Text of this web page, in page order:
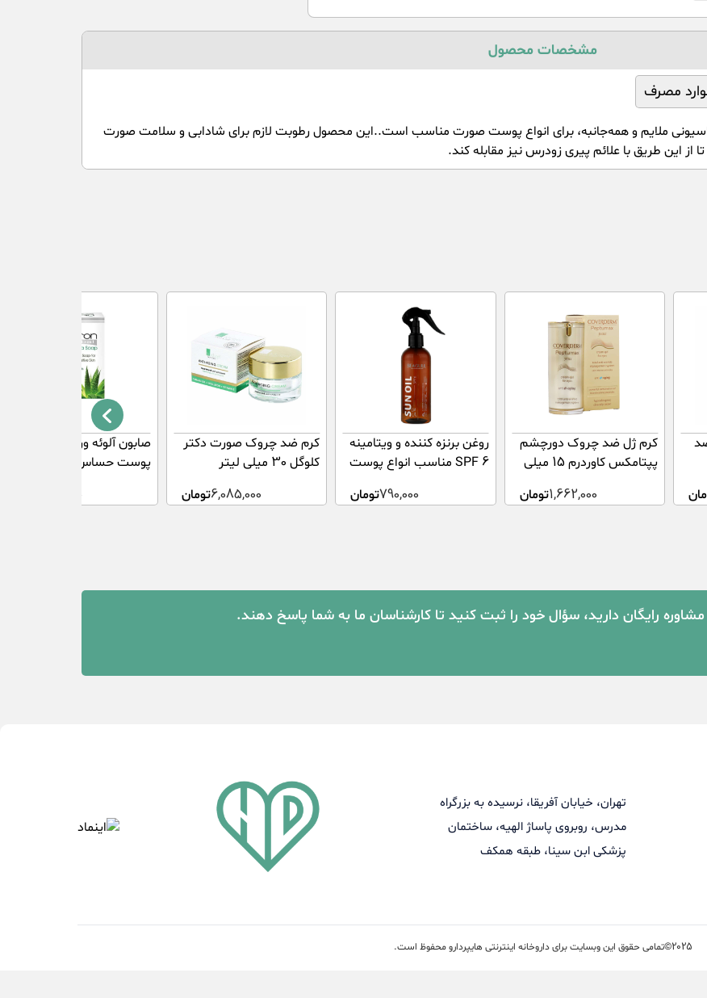
مشخصات محصول
مصرف
ملایم و همه‌جانبه، برای انواع پوست صورت مناسب است..این محصول رطوبت لازم برای شادابی و سلامت صورت
این طریق با علائم پیری زودرس نیز مقابله کند.
کرم ژل ضد چروک دورچشم
پپتامکس کاوردرم 15 میلی
1,662,000تومان
روغن برنزه کننده و ویتامینه
SPF 6 مناسب انواع پوست
790,000تومان
کرم ضد چروک صورت دکتر
کلوگل 30 میلی لیتر
6,085,000تومان
صابون آلوئه ورا مناسب
رایگان دارید، سؤال خود را ثبت کنید تا کارشناسان ما به شما پاسخ دهند.
تهران، خیابان آفریقا، نرسیده به بزرگراه
مدرس، روبروی پاساژ الهیه، ساختمان
پزشکی ابن سینا، طبقه همکف
2025© تمامی حقوق این وبسایت برای داروخانه اینترنتی هایپردارو محفوظ است.